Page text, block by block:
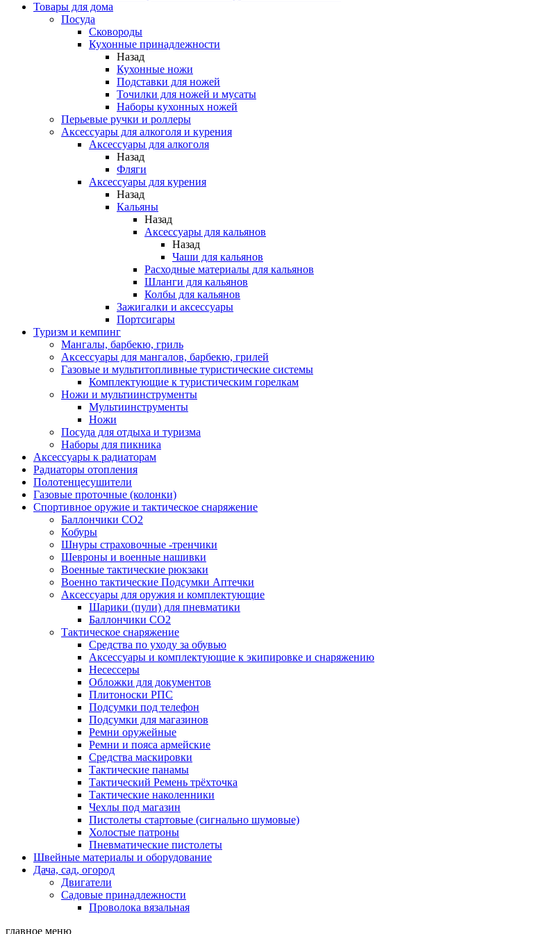
Товары для дома
Посуда
Сковороды
Кухонные принадлежности
Назад
Кухонные ножи
Подставки для ножей
Точилки для ножей и мусаты
Наборы кухонных ножей
Перьевые ручки и роллеры
Аксессуары для алкоголя и курения
Аксессуары для алкоголя
Назад
Фляги
Аксессуары для курения
Назад
Кальяны
Назад
Аксессуары для кальянов
Назад
Чаши для кальянов
Расходные материалы для кальянов
Шланги для кальянов
Колбы для кальянов
Зажигалки и аксессуары
Портсигары
Туризм и кемпинг
Мангалы, барбекю, гриль
Аксессуары для мангалов, барбекю, грилей
Газовые и мультитопливные туристические системы
Комплектующие к туристическим горелкам
Ножи и мультиинструменты
Мультиинструменты
Ножи
Посуда для отдыха и туризма
Наборы для пикника
Аксессуары к радиаторам
Радиаторы отопления
Полотенцесушители
Газовые проточные (колонки)
Спортивное оружие и тактическое снаряжение
Баллончики CO2
Кобуры
Шнуры страховочные -тренчики
Шевроны и военные нашивки
Военные тактические рюкзаки
Военно тактические Подсумки Аптечки
Аксессуары для оружия и комплектующие
Шарики (пули) для пневматики
Баллончики CO2
Тактическое снаряжение
Средства по уходу за обувью
Аксессуары и комплектующие к экипировке и снаряжению
Несессеры
Обложки для документов
Плитоноски РПС
Подсумки под телефон
Подсумки для магазинов
Ремни оружейные
Ремни и пояса армейские
Средства маскировки
Тактические панамы
Тактический Ремень трёхточка
Тактические наколенники
Чехлы под магазин
Пистолеты стартовые (сигнально шумовые)
Холостые патроны
Пневматические пистолеты
Швейные материалы и оборудование
Дача, сад, огород
Двигатели
Садовые принадлежности
Проволока вязальная
главное меню